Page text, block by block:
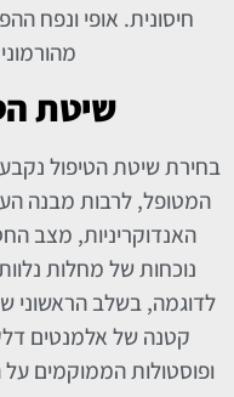
חיסונית. אופי ונפח
שיטת
בחירת שיטת הטיפול
המטופל, לרבות מבנה
האנדוקריניות, מצב
נוכחות של מחלות
לדוגמה, בשלב הראשוני
קטנה של אלמנטים
ופוסטולות הממוקמים על